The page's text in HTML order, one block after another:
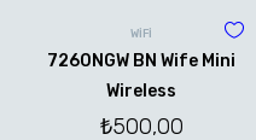
WİFİ
7260NGW BN Wife Mini
Wireless
₺500,00